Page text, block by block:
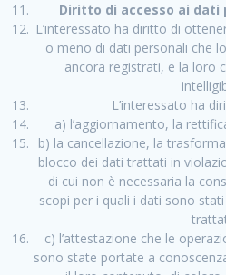
Diritto di accesso ai
L’interessato ha diritto di
o meno di dati personali che
ancora registrati, e la loro
L’interessato ha
a) l’aggiornamento, la
b) la cancellazione, la
blocco dei dati trattati in
di cui non è necessaria la
scopi per i quali i dati sono
c) l’attestazione che le
sono state portate a